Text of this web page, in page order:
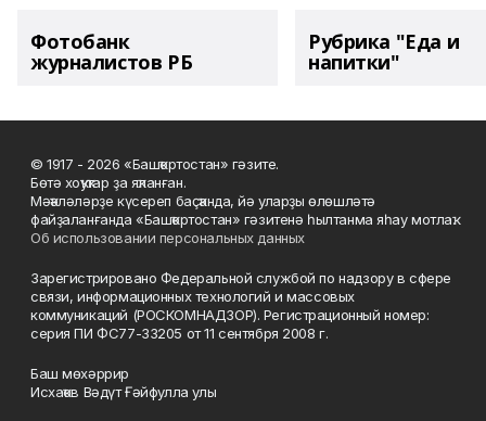
Фотобанк
журналистов РБ
Рубрика "Еда и
напитки"
© 1917 - 2026 «Башҡортостан» гәзите.
Бөтә хоҡуҡтар ҙа яҡланған.
Мәҡәләләрҙе күсереп баҫҡанда, йә уларҙы өлөшләтә
файҙаланғанда «Башҡортостан» гәзитенә һылтанма яһау мотлаҡ.
Об использовании персональных данных
Зарегистрировано Федеральной службой по надзору в сфере
связи, информационных технологий и массовых
коммуникаций (РОСКОМНАДЗОР). Регистрационный номер:
серия ПИ ФС77-33205 от 11 сентября 2008 г.
Баш мөхәррир
Исхаҡов Вәдүт Ғәйфулла улы